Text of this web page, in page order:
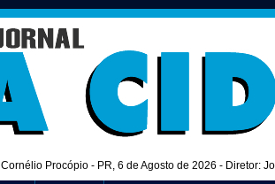
Cornélio Procópio - PR, 6 de Agosto de 2026 - Diretor: